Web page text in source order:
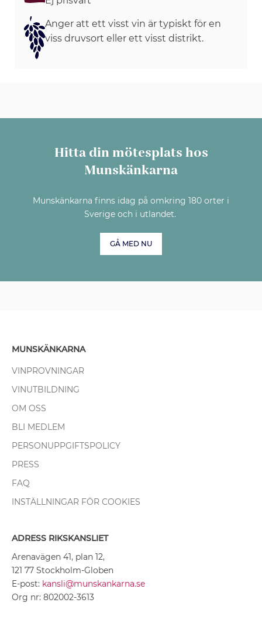
Anger att ett visst vin är typiskt för en
viss druvsort eller ett visst distrikt.
Hitta din mötesplats hos
Munskänkarna
Munskänkarna finns idag på omkring 180 orter i
Sverige och i utlandet.
GÅ MED NU
MUNSKÄNKARNA
VINPROVNINGAR
VINUTBILDNING
OM OSS
BLI MEDLEM
PERSONUPPGIFTSPOLICY
PRESS
FAQ
INSTÄLLNINGAR FÖR COOKIES
ADRESS RIKSKANSLIET
Arenavägen 41, plan 12,
121 77 Stockholm-Globen
E-post: kansli@munskankarna.se
Org nr: 802002-3613